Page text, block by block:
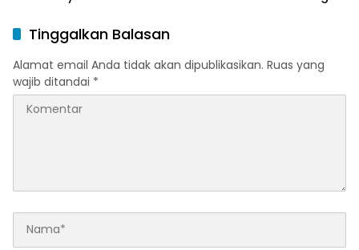
Tinggalkan Balasan
Alamat email Anda tidak akan dipublikasikan. Ruas yang
wajib ditandai *